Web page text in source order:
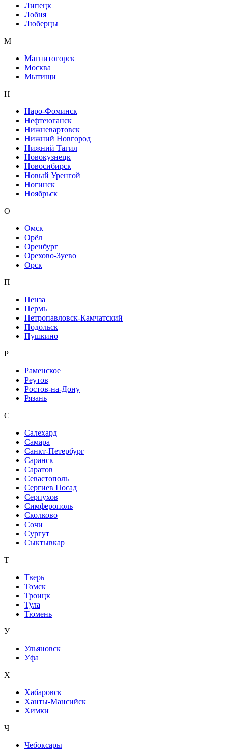
Липецк
Лобня
Люберцы
М
Магнитогорск
Москва
Мытищи
Н
Наро-Фоминск
Нефтеюганск
Нижневартовск
Нижний Новгород
Нижний Тагил
Новокузнецк
Новосибирск
Новый Уренгой
Ногинск
Ноябрьск
О
Омск
Орёл
Оренбург
Орехово-Зуево
Орск
П
Пенза
Пермь
Петропавловск-Камчатский
Подольск
Пушкино
Р
Раменское
Реутов
Ростов-на-Дону
Рязань
С
Салехард
Самара
Санкт-Петербург
Саранск
Саратов
Севастополь
Сергиев Посад
Серпухов
Симферополь
Сколково
Сочи
Сургут
Сыктывкар
Т
Тверь
Томск
Троицк
Тула
Тюмень
У
Ульяновск
Уфа
Х
Хабаровск
Ханты-Мансийск
Химки
Ч
Чебоксары